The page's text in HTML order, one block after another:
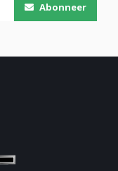
Abonneer